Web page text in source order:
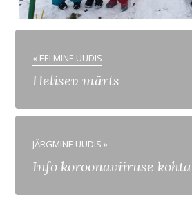
« EELMINE UUDIS
Helisev märts
JÄRGMINE UUDIS »
Info koroonaviiruse kohta